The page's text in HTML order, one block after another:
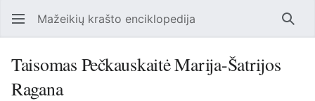
Mažeikių krašto enciklopedija
Taisomas Pečkauskaitė Marija-Šatrijos
Ragana